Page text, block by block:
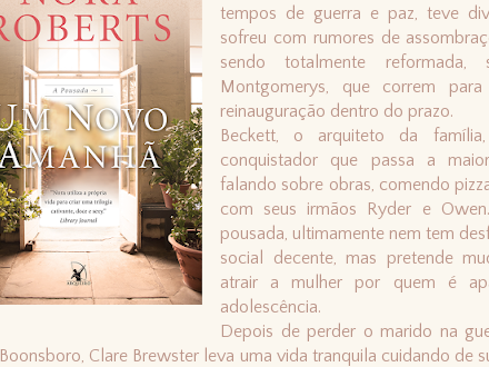
tempos de guerra e paz, teve
sofreu com rumores de
sendo totalmente
Montgomerys, que correm
reinauguração dentro do prazo.
Beckett, o arquiteto da
conquistador que passa a
falando sobre obras, comendo
com seus irmãos Ryder e
pousada, ultimamente nem tem
social decente, mas pretende
atrair a mulher por quem é
adolescência.
Depois de perder o marido na
Boonsboro, Clare Brewster leva uma vida tranquila cuidando de